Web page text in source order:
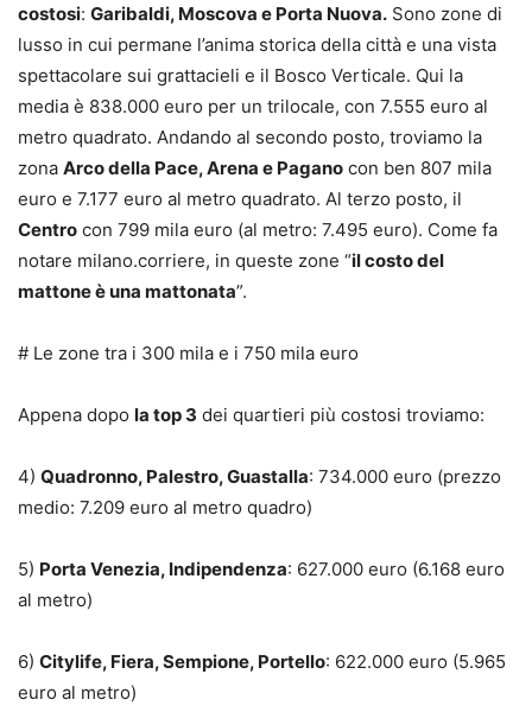
costosi: Garibaldi, Moscova e Porta Nuova. Sono zone di
lusso in cui permane l’anima storica della città e una vista
spettacolare sui grattacieli e il Bosco Verticale. Qui la
media è 838.000 euro per un trilocale, con 7.555 euro al
metro quadrato. Andando al secondo posto, troviamo la
zona Arco della Pace, Arena e Pagano con ben 807 mila
euro e 7.177 euro al metro quadrato. Al terzo posto, il
Centro con 799 mila euro (al metro: 7.495 euro). Come fa
notare milano.corriere, in queste zone “il costo del
mattone è una mattonata”.
# Le zone tra i 300 mila e i 750 mila euro
Appena dopo la top 3 dei quartieri più costosi troviamo:
4) Quadronno, Palestro, Guastalla: 734.000 euro (prezzo
medio: 7.209 euro al metro quadro)
5) Porta Venezia, Indipendenza: 627.000 euro (6.168 euro
al metro)
6) Citylife, Fiera, Sempione, Portello: 622.000 euro (5.965
euro al metro)